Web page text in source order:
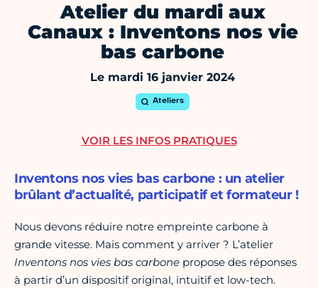
Atelier du mardi aux
Canaux : Inventons nos vie
bas carbone
Le mardi 16 janvier 2024
Ateliers
Inventons nos vies bas carbone : un atelier
brûlant d’actualité, participatif et formateur !
Nous devons réduire notre empreinte carbone à
grande vitesse. Mais comment y arriver ? L’atelier
Inventons nos vies bas carbone propose des réponses
à partir d’un dispositif original, intuitif et low-tech.
VOIR LES INFOS PRATIQUES